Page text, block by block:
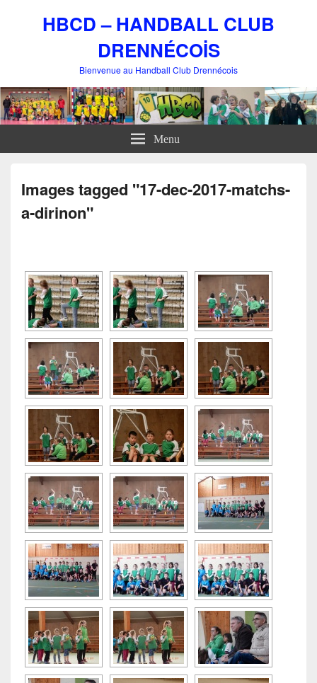
HBCD – HANDBALL CLUB
DRENNÉCOİS
Bienvenue au Handball Club Drennécois
Menu
Images tagged "17-dec-2017-matchs-
a-dirinon"